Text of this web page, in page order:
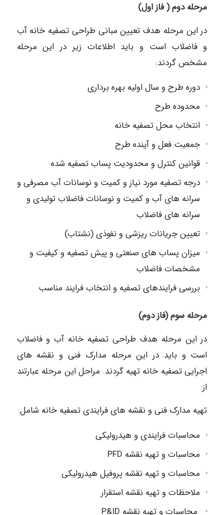
مرحله دوم ( فاز اول)
در این مرحله هدف تعیین مبانی طراحی تصفیه خانه آب
و فاضلاب است و باید اطلاعات زیر در این مرحله
مشخص گردند:
دوره طرح و سال اولیه بهره برداری
محدوده طرح
انتخاب محل تصفیه خانه
جمعیت فعل و آینده طرح
قوانین کنترل و محدودیت پساب تصفیه شده
درجه تصفیه مورد نیاز و کمیت و نوسانات آب مصرفی و
سرانه های آب و کمیت و نوسانات فاضلاب تولیدی و
سرانه های فاضلاب
تعیین جریانات ریزشی و نفوذی (نشتاب)
میزان پساب های صنعتی و پیش تصفیه و کیفیت و
مشخصات فاضلاب
بررسی فرایندهای تصفیه و انتخاب فرایند مناسب
مرحله سوم (فاز دوم)
در این مرحله هدف طراحی تصفیه خانه آب و فاضلاب
است و باید در این مرحله مدارک فنی و نقشه های
اجرایی تصفیه خانه تهیه گردند. مراحل این مرحله عبارتند
از:
تهیه مدارک فنی و نقشه های فرایندی تصفیه خانه شامل:
محاسبات فرایندی و هیدرولیکی
محاسبات و تهیه نقشه PFD
محاسبات و تهیه نقشه پروفیل هیدرولیکی
ملاحظات و تهیه نقشه استقرار
محاسبات و تهیه نقشه P&ID